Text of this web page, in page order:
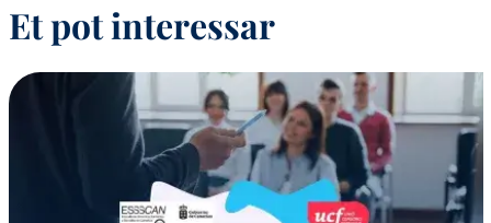
Et pot interessar